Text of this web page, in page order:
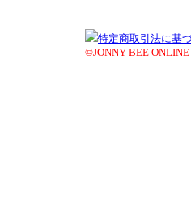
特定商取引法に基
©JONNY BEE